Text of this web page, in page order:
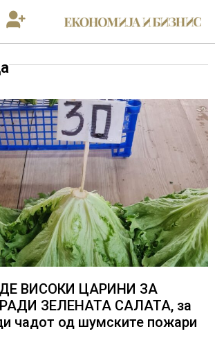
ВИСОКИ ЦАРИНИ ЗА
ЗЕЛЕНАТА САЛАТА, за
чадот од шумските пожари